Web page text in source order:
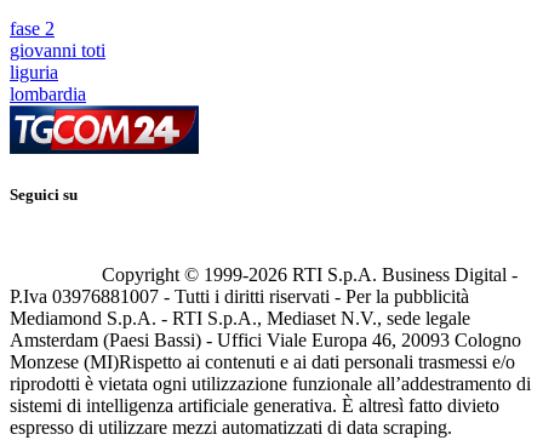
fase 2
giovanni toti
liguria
lombardia
Seguici su
Copyright © 1999-2026 RTI S.p.A. Business Digital -
P.Iva 03976881007 - Tutti i diritti riservati - Per la pubblicità
Mediamond S.p.A. - RTI S.p.A., Mediaset N.V., sede legale
Amsterdam (Paesi Bassi) - Uffici Viale Europa 46, 20093 Cologno
Monzese (MI)Rispetto ai contenuti e ai dati personali trasmessi e/o
riprodotti è vietata ogni utilizzazione funzionale all’addestramento di
sistemi di intelligenza artificiale generativa. È altresì fatto divieto
espresso di utilizzare mezzi automatizzati di data scraping.